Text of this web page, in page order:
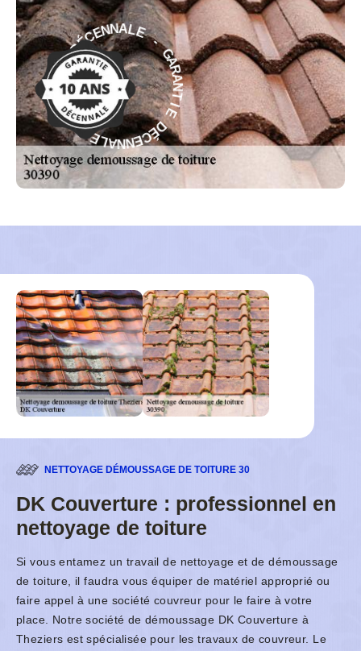
G
A
R
A
N
T
I
E
D
É
C
E
N
NALE - GAR
A
N
T
I
E
D
É
C
E
N
N
A
L
E
-
NETTOYAGE DÉMOUSSAGE DE TOITURE 30
DK Couverture : professionnel en
nettoyage de toiture
Si vous entamez un travail de nettoyage et de démoussage
de toiture, il faudra vous équiper de matériel approprié ou
faire appel à une société couvreur pour le faire à votre
place. Notre société de démoussage DK Couverture à
Theziers est spécialisée pour les travaux de couvreur. Le